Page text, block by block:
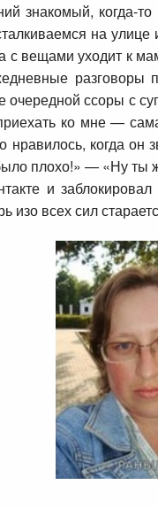
знакомый, когда-
на
с вещами уходит к
ссоры с
ко мне —
нравилось, когда
плохо!» — «Ну
и
изо всех сил